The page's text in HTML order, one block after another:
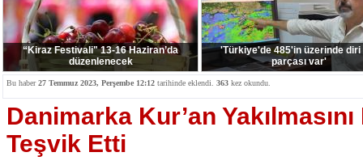
“Kiraz Festivali" 13-16 Haziran’da
düzenlenecek
'Türkiye'de 485'in üzerinde diri
parçası var'
Bu haber27 Temmuz 2023, Perşembe 12:12 tarihinde eklendi. 363 kez okundu.
Danimarka Kur’an
Teşvik Etti